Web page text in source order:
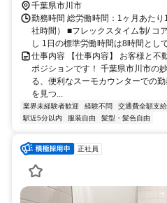
中央本線 原木中山西口徒歩約36分
限定の募集です！ 遠方への転勤な
千葉県市川市
勤務時間 総労働時間：1ヶ月あた
社時間） ■フレックスタイム制/ コ
し 1日の標準労働時間は8時間とし
仕事内容 【仕事内容】 お客様と不
ポジションです！ 千葉県市川市の
る、便利なスーモカウンターでの
を見つ...
業界未経験者歓迎 経験不問 交通費全額支給
駅近5分以内
服装自由 髪型・髪色自由
正社員